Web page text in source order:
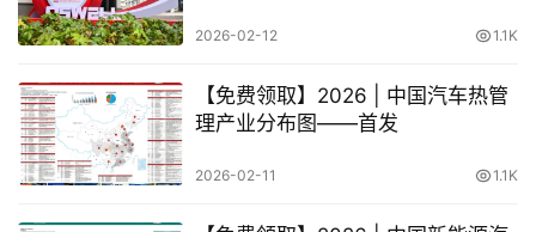
2026-02-12 1.1K
【免费领取】2026 | 中国汽车热管
理产业分布图——首发
2026-02-11 1.1K